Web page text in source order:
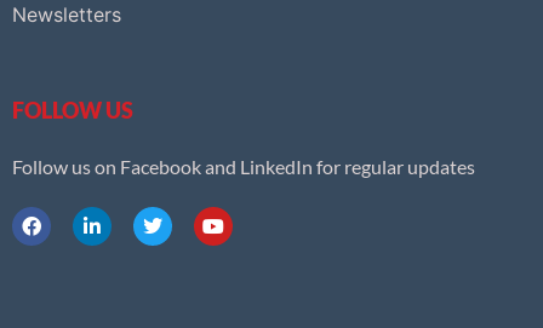
Newsletters
FOLLOW US
Follow us on Facebook and LinkedIn for regular updates